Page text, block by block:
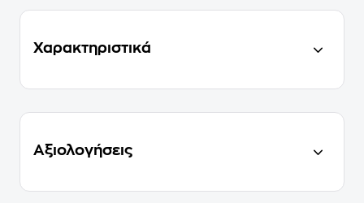
Χαρακτηριστικά
Αξιολογήσεις